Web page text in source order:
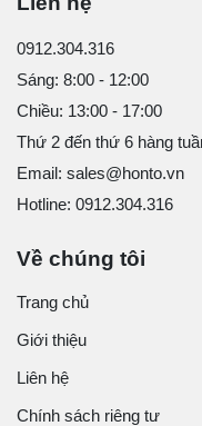
0912.304.316
Sáng: 8:00 - 12:00
Chiều: 13:00 - 17:00
Thứ 2 đến thứ 6 hàng
Email: sales@honto.vn
Hotline: 0912.304.316
Về chúng tôi
Trang chủ
Giới thiệu
Liên hệ
Chính sách riêng tư